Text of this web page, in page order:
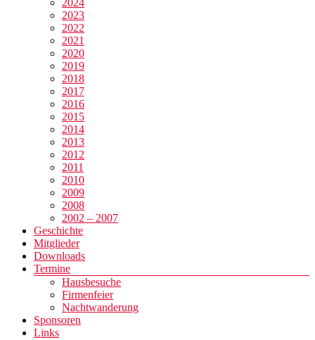
2024
2023
2022
2021
2020
2019
2018
2017
2016
2015
2014
2013
2012
2011
2010
2009
2008
2002 – 2007
Geschichte
Mitglieder
Downloads
Termine
Hausbesuche
Firmenfeier
Nachtwanderung
Sponsoren
Links